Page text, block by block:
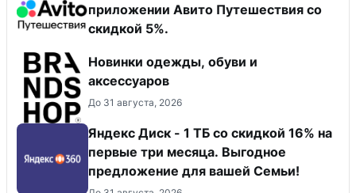
приложении Авито Путешествия со
скидкой 5%.
Новинки одежды, обуви и
аксессуаров
До 31 августа, 2026
Яндекс Диск - 1 ТБ со скидкой 16% на
первые три месяца. Выгодное
предложение для вашей Семьи!